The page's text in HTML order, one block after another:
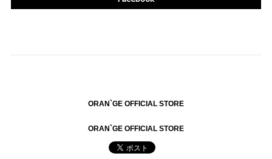
ORAN`GE OFFICIAL STORE
ORAN`GE OFFICIAL STORE